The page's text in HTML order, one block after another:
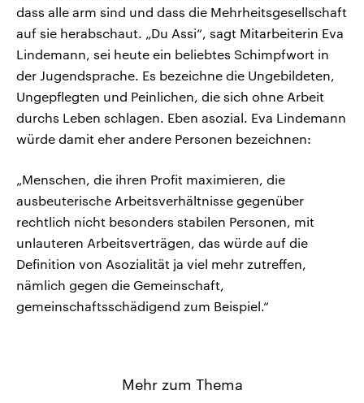
dass alle arm sind und dass die Mehrheitsgesellschaft
auf sie herabschaut. „Du Assi“, sagt Mitarbeiterin Eva
Lindemann, sei heute ein beliebtes Schimpfwort in
der Jugendsprache. Es bezeichne die Ungebildeten,
Ungepflegten und Peinlichen, die sich ohne Arbeit
durchs Leben schlagen. Eben asozial. Eva Lindemann
würde damit eher andere Personen bezeichnen:
„Menschen, die ihren Profit maximieren, die
ausbeuterische Arbeitsverhältnisse gegenüber
rechtlich nicht besonders stabilen Personen, mit
unlauteren Arbeitsverträgen, das würde auf die
Definition von Asozialität ja viel mehr zutreffen,
nämlich gegen die Gemeinschaft,
gemeinschaftsschädigend zum Beispiel.“
Mehr zum Thema